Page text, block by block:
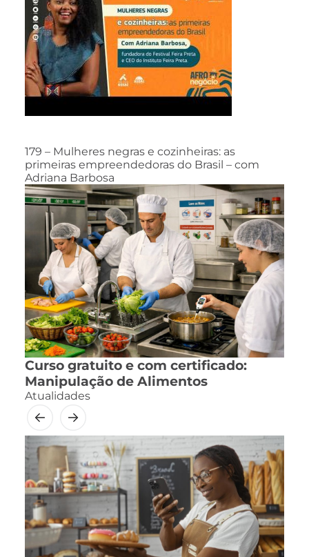
179 – Mulheres negras e cozinheiras: as
primeiras empreendedoras do Brasil – com
Adriana Barbosa
Curso gratuito e com certificado:
Manipulação de Alimentos
Atualidades